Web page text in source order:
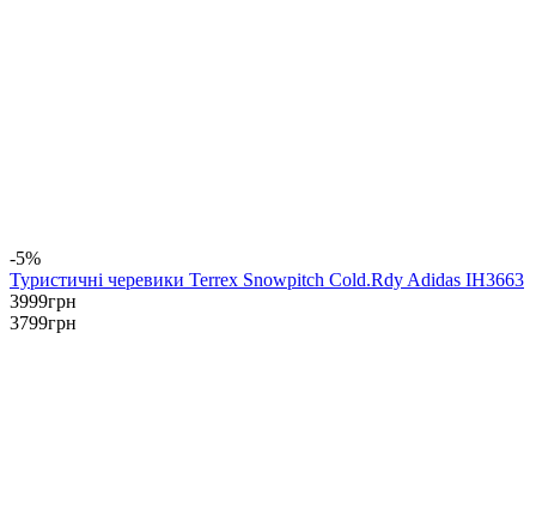
-5%
Туристичні черевики Terrex Snowpitch Cold.Rdy Adidas IH3663
3999грн
3799грн